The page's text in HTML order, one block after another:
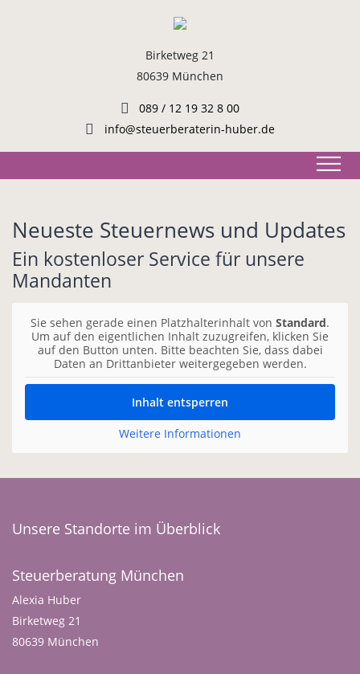
Birketweg 21
80639 München
089 / 12 19 32 8 00
info@steuerberaterin-huber.de
Neueste Steuernews und Updates
Ein kostenloser Service für unsere
Mandanten
Sie sehen gerade einen Platzhalterinhalt von Standard.
Um auf den eigentlichen Inhalt zuzugreifen, klicken Sie
auf den Button unten. Bitte beachten Sie, dass dabei
Daten an Drittanbieter weitergegeben werden.
Inhalt entsperren
Weitere Informationen
Unsere Standorte im Überblick
Steuerberatung München
Alexia Huber
Birketweg 21
80639 München